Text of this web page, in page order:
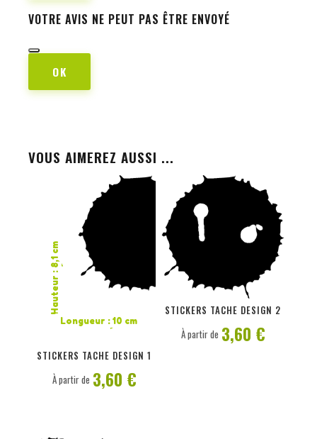
VOTRE AVIS NE PEUT PAS ÊTRE ENVOYÉ
OK
VOUS AIMEREZ AUSSI ...
Hauteur : 8,1 cm
Longueur : 10 cm
STICKERS TACHE DESIGN 1
À partir de 3,60 €
STICKERS TACHE DESIGN 2
PERSONNALISER
À partir de 3,60 €